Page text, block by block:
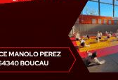
Accueil▴▾
Le club▴▾
Le dojo
François